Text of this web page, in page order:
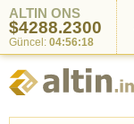
ALTIN ONS
$4288.2300
Güncel: 04:56:18